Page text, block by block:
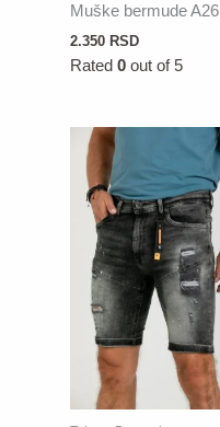
Muške bermude A26
2.350 RSD
Rated 0out of 5